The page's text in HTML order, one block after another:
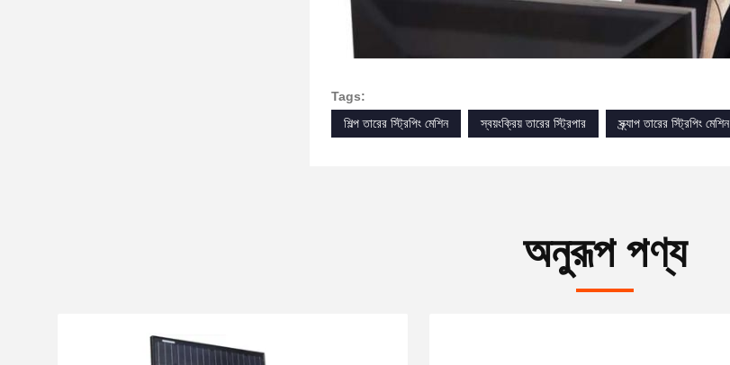
Tags:
শিল্প তারের স্ট্রিপিং মেশিন
স্বয়ংক্রিয় তারের স্ট্রিপার স্ক্র্যাপ তারের স্ট্রিপিং মেশিন
অনুরূপ পণ্য